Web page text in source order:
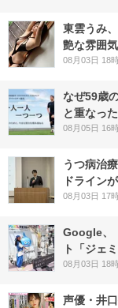
東雲うみ
艶な雰囲
08月03日 18
なぜ59歳
と重なっ
08月05日 16
うつ病治
ドライン
08月03日 17
Google、
ト「ジェ
08月03日 18
声優・井